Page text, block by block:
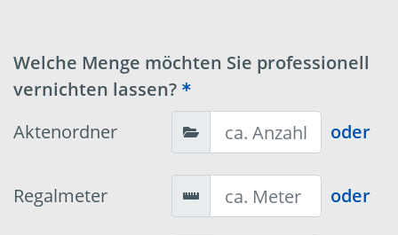
Welche Menge möchten Sie professionell
vernichten lassen?
Aktenordner
oder
Regalmeter oder